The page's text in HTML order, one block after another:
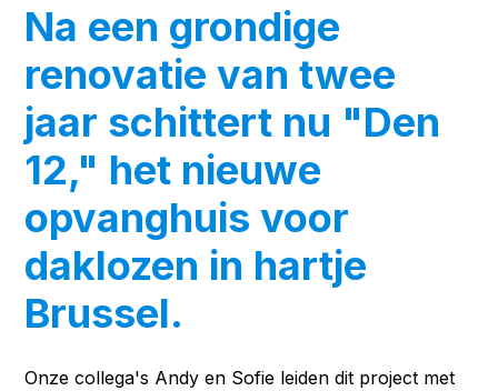
Na een grondige
renovatie van twee
jaar schittert nu "Den
12," het nieuwe
opvanghuis voor
daklozen in hartje
Brussel.
Onze collega's Andy en Sofie leiden dit project met